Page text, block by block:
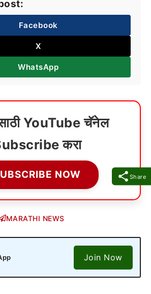
Share
Facebook
X
WhatsApp
YouTube चॅनेल
करा
NOW
MARATHI NEWS
Join Now